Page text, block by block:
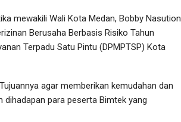
mewakili Wali Kota Medan, Bobby Nasution
Berusaha Berbasis Risiko Tahun
Terpadu Satu Pintu (DPMPTSP) Kota
agar memberikan kemudahan dan
dihadapan para peserta Bimtek yang